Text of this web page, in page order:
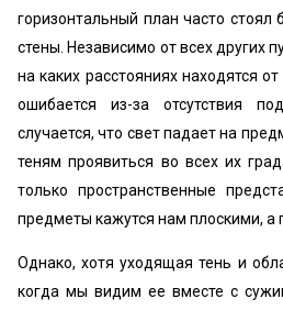
горизонтальный план часто
стены. Независимо от всех других
на каких расстояниях находятся
ошибается из-за отсутствия
случается, что свет падает на
теням проявиться во всех их
только пространственные
предметы кажутся нам плоскими, а
Однако, хотя уходящая тень и
когда мы видим ее вместе с